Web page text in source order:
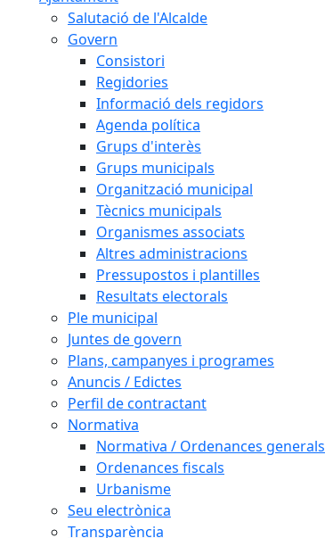
Salutació de l'Alcalde
Govern
Consistori
Regidories
Informació dels regidors
Agenda política
Grups d'interès
Grups municipals
Organització municipal
Tècnics municipals
Organismes associats
Altres administracions
Pressupostos i plantilles
Resultats electorals
Ple municipal
Juntes de govern
Plans, campanyes i programes
Anuncis / Edictes
Perfil de contractant
Normativa
Normativa / Ordenances generals
Ordenances fiscals
Urbanisme
Seu electrònica
Transparència